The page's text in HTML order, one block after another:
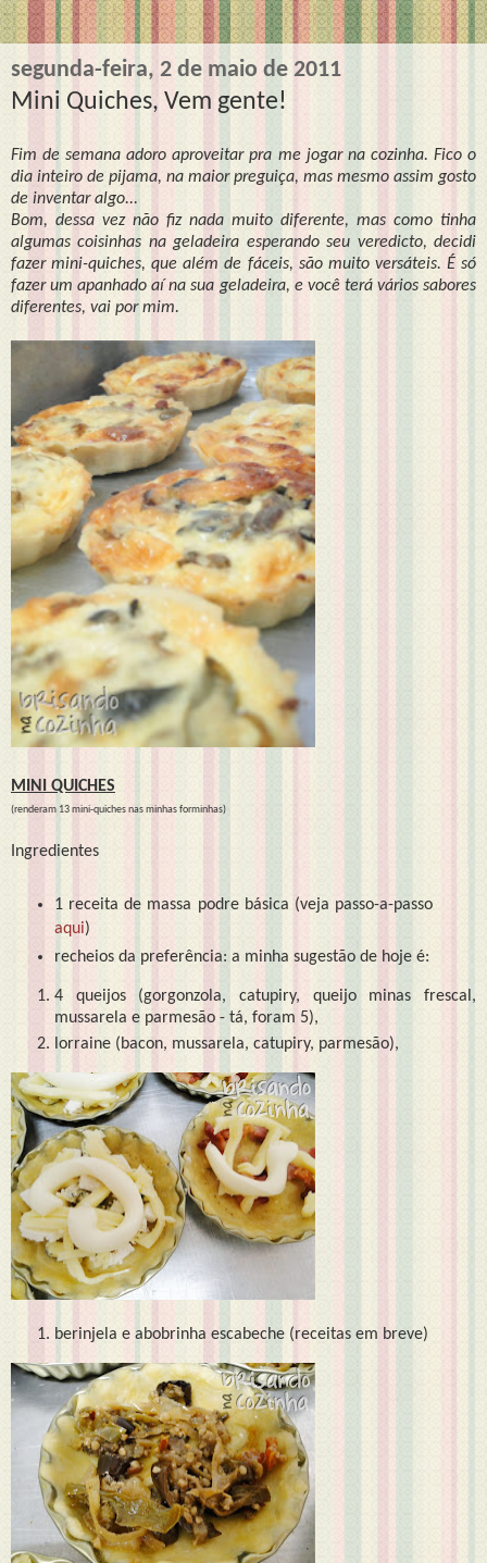
segunda-feira, 2 de maio de 2011
Mini Quiches, Vem gente!
Fim de semana adoro aproveitar pra me jogar na cozinha. Fico o
dia inteiro de pijama, na maior preguiça, mas mesmo assim gosto
de inventar algo...
Bom, dessa vez não fiz nada muito diferente, mas como tinha
algumas coisinhas na geladeira esperando seu veredicto, decidi
fazer mini-quiches, que além de fáceis, são muito versáteis. É só
fazer um apanhado aí na sua geladeira, e você terá vários sabores
diferentes, vai por mim.
MINI QUICHES
(renderam 13 mini-quiches nas minhas forminhas)
Ingredientes
1 receita de massa podre básica (veja passo-a-passo
aqui)
recheios da preferência: a minha sugestão de hoje é:
4 queijos (gorgonzola, catupiry, queijo minas frescal,
mussarela e parmesão - tá, foram 5),
lorraine (bacon, mussarela, catupiry, parmesão),
berinjela e abobrinha escabeche (receitas em breve)